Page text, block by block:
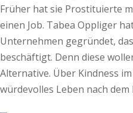
Früher hat sie Prostituierte
einen Job. Tabea Oppliger
Unternehmen gegründet,
beschäftigt. Denn diese
Alternative. Über Kindness
würdevolles Leben nach dem